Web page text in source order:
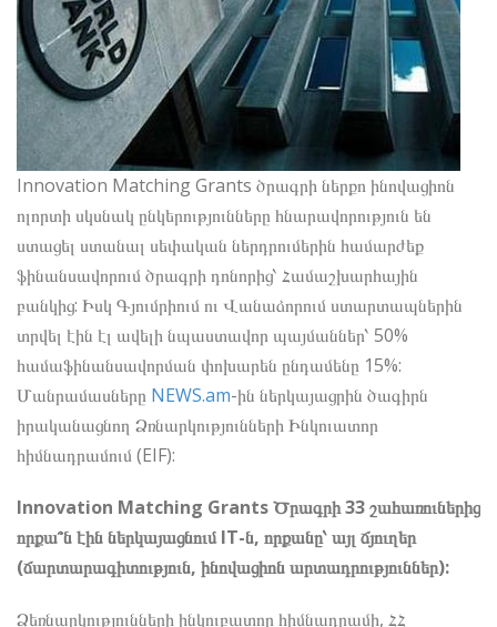
Innovation Matching Grants ծրագրի ներքո ինովացիոն
ոլորտի սկսնակ ընկերությունները հնարավորություն են
ստացել ստանալ սեփական ներդրումերին համարժեք
ֆինանսավորում ծրագրի դոնորից՝ Համաշխարհային
բանկից: Իսկ Գյումրիում ու Վանաձորում ստարտապներին
տրվել էին էլ ավելի նպաստավոր պայմաններ՝ 50%
համաֆինանսավորման փոխարեն ընդամենը 15%:
Մանրամասները NEWS.am-ին ներկայացրին ծագիրն
իրականացնող Ձռնարկությունների Ինկուատոր
հիմնադրամում (EIF):
Innovation Matching Grants Ծրագրի 33 շահառուներից
որքա՞ն էին ներկայացնում IT-ն, որքանը՝ այլ ճյուղեր
(ճարտարագիտություն, ինովացիոն արտադրություններ):
Ձեռնարկությունների ինկուբատոր հիմնադրամի, ՀՀ